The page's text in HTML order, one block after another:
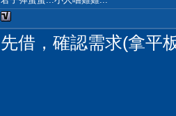
先借，確認需求(拿平